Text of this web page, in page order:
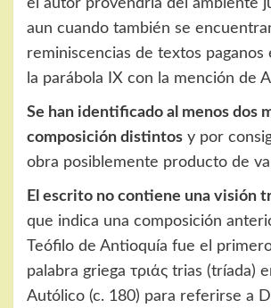
el autor provendría del ambiente
aun cuando también se
reminiscencias de textos paganos
la parábola IX con la mención de
Se han identificado al menos dos
composición distintos y por
obra posiblemente producto de
El escrito no contiene una visión
que indica una composición
Teófilo de Antioquía fue el
palabra griega τριάς trias (tríada)
Autólico (c. 180) para referirse a